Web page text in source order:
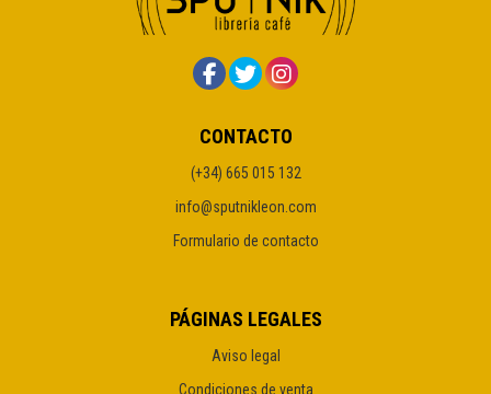
CONTACTO
(+34) 665 015 132
info@sputnikleon.com
Formulario de contacto
PÁGINAS LEGALES
Aviso legal
Condiciones de venta